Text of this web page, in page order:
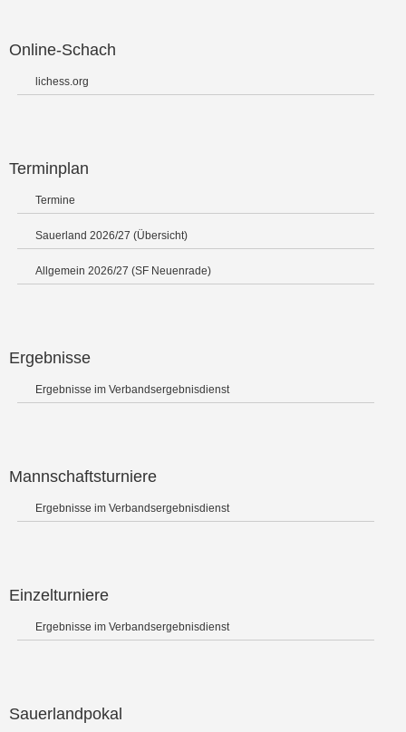
Online-Schach
lichess.org
Terminplan
Termine
Sauerland 2026/27 (Übersicht)
Allgemein 2026/27 (SF Neuenrade)
Ergebnisse
Ergebnisse im Verbandsergebnisdienst
Mannschaftsturniere
Ergebnisse im Verbandsergebnisdienst
Einzelturniere
Ergebnisse im Verbandsergebnisdienst
Sauerlandpokal